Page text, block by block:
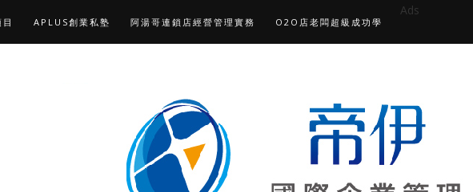
APLUS創業私塾 阿湯哥連鎖店經營管理實務 O2O店老闆超級成功學
Ads